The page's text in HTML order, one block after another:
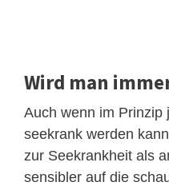
Wird man
Auch wenn im Prinzip
seekrank werden
zur Seekrankheit als
sensibler auf die